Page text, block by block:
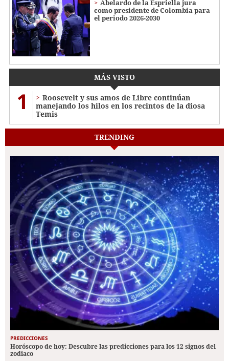
Abelardo de la Espriella jura
como presidente de Colombia para
el periodo 2026-2030
MÁS VISTO
1
Roosevelt y sus amos de Libre continúan
manejando los hilos en los recintos de la diosa
Temis
TRENDING
PREDICCIONES
Horóscopo de hoy: Descubre las predicciones para los 12 signos del
zodiaco